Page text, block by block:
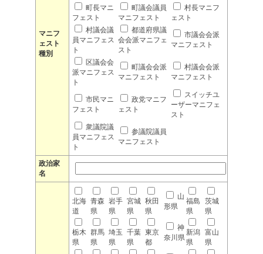
マニフ
ェスト
種別
町長マニ
フェスト
町議会議員
マニフェスト
村長マニフ
ェスト
村議会議
員マニフェス
ト
都道府県議
会会派マニフェ
スト
市議会会派
マニフェスト
区議会会
派マニフェス
ト
町議会会派
マニフェスト
村議会会派
マニフェスト
市民マニ
フェスト
政党マニフ
ェスト
スイッチユ
ーザーマニフェ
スト
衆議院議
員マニフェス
ト
参議院議員
マニフェスト
政治家
名
北海
道
青森
県
岩手
県
宮城
県
秋田
県
山
形県
福島
県
茨城
県
栃木
県
群馬
県
埼玉
県
千葉
県
東京
都
神
奈川県
新潟
県
富山
県